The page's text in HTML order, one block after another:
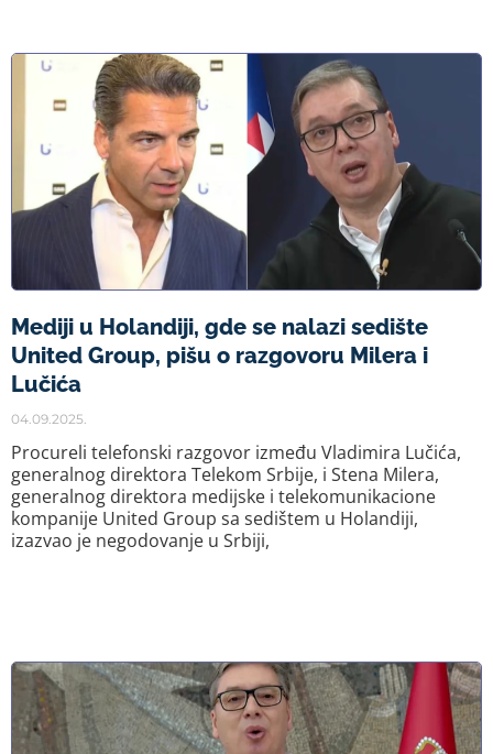
Mediji u Holandiji, gde se nalazi sedište
United Group, pišu o razgovoru Milera i
Lučića
04.09.2025.
Procureli telefonski razgovor između Vladimira Lučića,
generalnog direktora Telekom Srbije, i Stena Milera,
generalnog direktora medijske i telekomunikacione
kompanije United Group sa sedištem u Holandiji,
izazvao je negodovanje u Srbiji,